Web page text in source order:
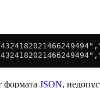
формата JSON,